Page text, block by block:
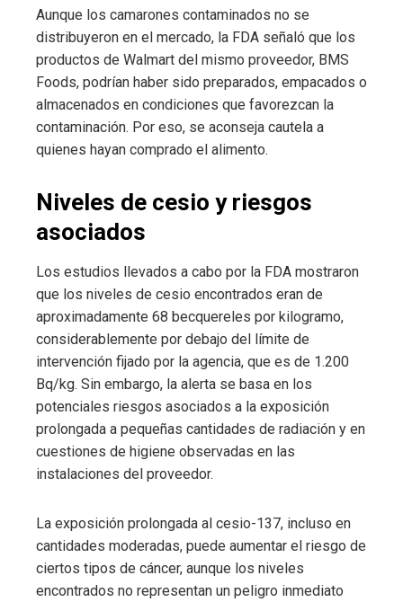
Aunque los camarones contaminados no se
distribuyeron en el mercado, la FDA señaló que los
productos de Walmart del mismo proveedor, BMS
Foods, podrían haber sido preparados, empacados o
almacenados en condiciones que favorezcan la
contaminación. Por eso, se aconseja cautela a
quienes hayan comprado el alimento.
Niveles de cesio y riesgos
asociados
Los estudios llevados a cabo por la FDA mostraron
que los niveles de cesio encontrados eran de
aproximadamente 68 becquereles por kilogramo,
considerablemente por debajo del límite de
intervención fijado por la agencia, que es de 1.200
Bq/kg. Sin embargo, la alerta se basa en los
potenciales riesgos asociados a la exposición
prolongada a pequeñas cantidades de radiación y en
cuestiones de higiene observadas en las
instalaciones del proveedor.
La exposición prolongada al cesio-137, incluso en
cantidades moderadas, puede aumentar el riesgo de
ciertos tipos de cáncer, aunque los niveles
encontrados no representan un peligro inmediato